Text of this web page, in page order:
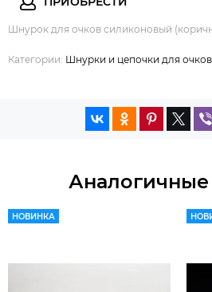
Шнурок для очков силиконовый
Категории: Шнурки и цепочки для очков
Аналогичные
НОВИНКА